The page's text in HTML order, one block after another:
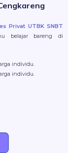
Privat UTBK SNBT
belajar bareng di
individu.
individu.